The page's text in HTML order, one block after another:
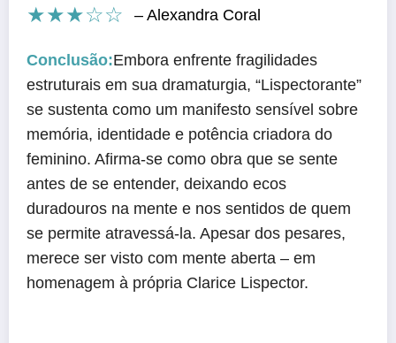
★★★☆☆ – Alexandra Coral
Conclusão:Embora enfrente fragilidades
estruturais em sua dramaturgia, “Lispectorante”
se sustenta como um manifesto sensível sobre
memória, identidade e potência criadora do
feminino. Afirma-se como obra que se sente
antes de se entender, deixando ecos
duradouros na mente e nos sentidos de quem
se permite atravessá-la. Apesar dos pesares,
merece ser visto com mente aberta – em
homenagem à própria Clarice Lispector.